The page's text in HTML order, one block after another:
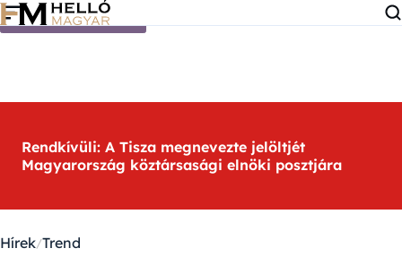
Ugrás a tartalomra
Rendkívüli: A Tisza megnevezte jelöltjét
Magyarország köztársasági elnöki posztjára
Hírek Trend